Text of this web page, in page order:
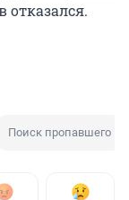
Поиск пропавшего